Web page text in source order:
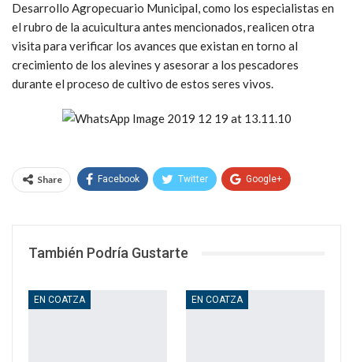
Desarrollo Agropecuario Municipal, como los especialistas en
el rubro de la acuicultura antes mencionados, realicen otra
visita para verificar los avances que existan en torno al
crecimiento de los alevines y asesorar a los pescadores
durante el proceso de cultivo de estos seres vivos.
Share Facebook Twitter Google+
También Podría Gustarte
EN COATZA EN COATZA